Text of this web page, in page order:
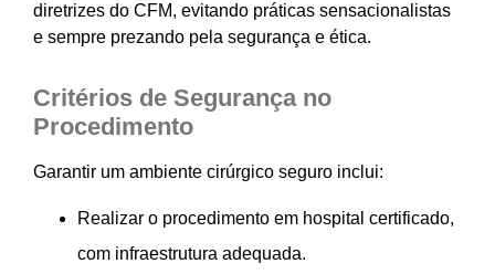
diretrizes do CFM, evitando práticas sensacionalistas
e sempre prezando pela segurança e ética.
Critérios de Segurança no
Procedimento
Garantir um ambiente cirúrgico seguro inclui:
Realizar o procedimento em hospital certificado,
com infraestrutura adequada.